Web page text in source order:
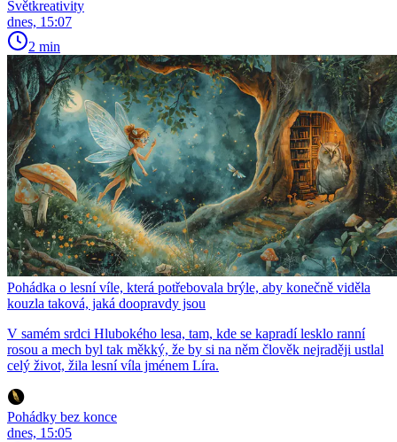
Světkreativity
dnes, 15:07
2 min
Pohádka o lesní víle, která potřebovala brýle, aby konečně viděla
kouzla taková, jaká doopravdy jsou
V samém srdci Hlubokého lesa, tam, kde se kapradí lesklo ranní
rosou a mech byl tak měkký, že by si na něm člověk nejraději ustlal
celý život, žila lesní víla jménem Líra.
Pohádky bez konce
dnes, 15:05